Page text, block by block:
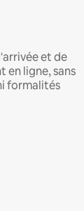
et de
en ligne, sans
formalités